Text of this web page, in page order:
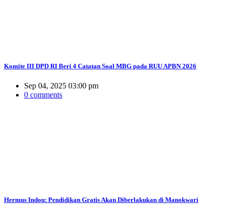
Komite III DPD RI Beri 4 Catatan Soal MBG pada RUU APBN 2026
Sep 04, 2025 03:00 pm
0 comments
Hermus Indou: Pendidikan Gratis Akan Diberlakukan di Manokwari